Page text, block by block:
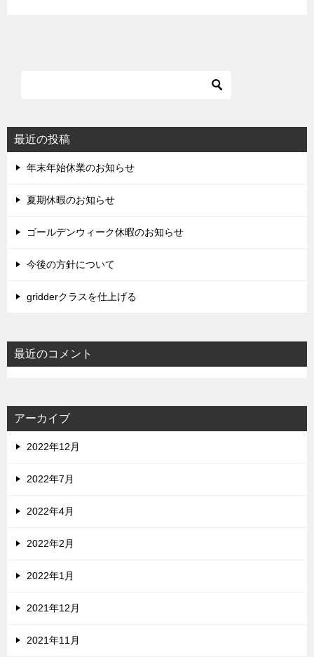
最近の投稿
年末年始休業のお知らせ
夏期休暇のお知らせ
ゴールデンウィーク休暇のお知らせ
今後の方針について
gridderクラスを仕上げる
最近のコメント
アーカイブ
2022年12月
2022年7月
2022年4月
2022年2月
2022年1月
2021年12月
2021年11月